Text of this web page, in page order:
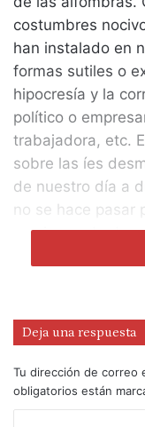
costumbres
han instalado en
formas sutiles o
hipocresía y la
político o
trabajadora, etc.
sobre las íes
de nuestro día a
no se hace pasar
ese juego de
bufón o el niño
En esa onda se
de A Panadaría.
este caso la lucha
Deja una respuesta
Tu dirección de correo
obligatorios están